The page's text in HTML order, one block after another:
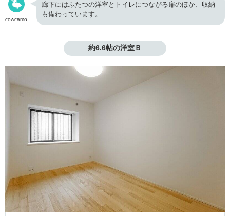
cowcamo
廊下にはふたつの洋室とトイレにつながる扉のほか、収納
も備わっています。
約6.6帖の洋室Ｂ